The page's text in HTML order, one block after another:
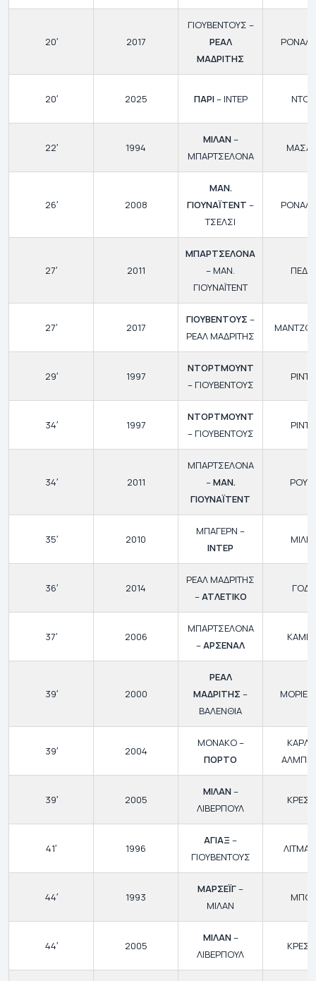
20′ 2017
ΓΙΟΥΒΕΝΤΟΥΣ –
ΡΕΑΛ
ΜΑΔΡΙΤΗΣ
20′ 2025 ΠΑΡΙ– ΙΝΤΕΡ
22′ 1994
ΜΙΛΑΝ–
ΜΠΑΡΤΣΕΛΟΝΑ
26′ 2008
ΜΑΝ.
ΓΙΟΥΝΑΪΤΕΝΤ –
ΤΣΕΛΣΙ
27′ 2011
ΜΠΑΡΤΣΕΛΟΝΑ
– ΜΑΝ.
ΓΙΟΥΝΑΪΤΕΝΤ
27′ 2017
ΓΙΟΥΒΕΝΤΟΥΣ –
ΡΕΑΛ ΜΑΔΡΙΤΗΣ
29′ 1997
ΝΤΟΡΤΜΟΥΝΤ
– ΓΙΟΥΒΕΝΤΟΥΣ
34′ 1997
ΝΤΟΡΤΜΟΥΝΤ
– ΓΙΟΥΒΕΝΤΟΥΣ
34′ 2011
ΜΠΑΡΤΣΕΛΟΝΑ
–ΜΑΝ.
ΓΙΟΥΝΑΪΤΕΝΤ
35′ 2010
ΜΠΑΓΕΡΝ –
ΙΝΤΕΡ
36′ 2014
ΡΕΑΛ ΜΑΔΡΙΤΗΣ
–ΑΤΛΕΤΙΚΟ
37′ 2006
ΜΠΑΡΤΣΕΛΟΝΑ
–ΑΡΣΕΝΑΛ
39′ 2000
ΡΕΑΛ
ΜΑΔΡΙΤΗΣ –
ΒΑΛΕΝΘΙΑ
39′ 2004
ΜΟΝΑΚΟ –
ΠΟΡΤΟ
39′ 2005
ΜΙΛΑΝ–
ΛΙΒΕΡΠΟΥΛ
41′ 1996
ΑΓΙΑΞ –
ΓΙΟΥΒΕΝΤΟΥΣ
44′ 1993
ΜΑΡΣΕΪΓ–
ΜΙΛΑΝ
44′ 2005
ΜΙΛΑΝ–
ΛΙΒΕΡΠΟΥΛ